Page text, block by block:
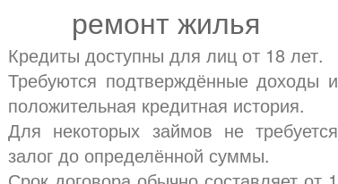
ремонт жилья
Кредиты доступны для лиц от 18 лет.
Требуются подтверждённые доходы и
положительная кредитная история.
Для некоторых займов не требуется
залог до определённой суммы.